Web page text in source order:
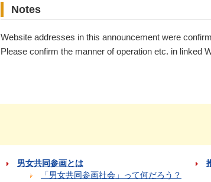
Notes
Website addresses in this announcement were
Please confirm the manner of operation etc. in linked
男女共同参画とは
「男女共同参画社会」って何だろう？